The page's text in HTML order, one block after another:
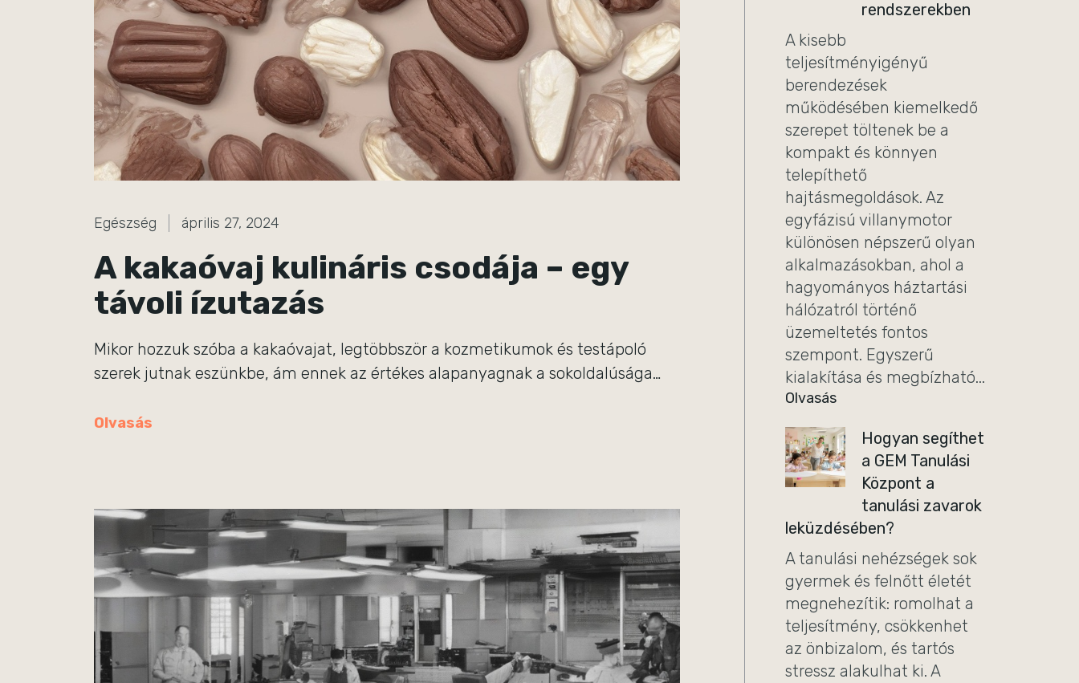
Egészség április 27, 2024
A kakaóvaj kulináris csodája – egy
távoli ízutazás
Mikor hozzuk szóba a kakaóvajat, legtöbbször a kozmetikumok és testápoló
szerek jutnak eszünkbe, ám ennek az értékes alapanyagnak a sokoldalúsága…
Olvasás
rendszerekben
A kisebb
teljesítményigényű
berendezések
működésében kiemelkedő
szerepet töltenek be a
kompakt és könnyen
telepíthető
hajtásmegoldások. Az
egyfázisú villanymotor
különösen népszerű olyan
alkalmazásokban, ahol a
hagyományos háztartási
hálózatról történő
üzemeltetés fontos
szempont. Egyszerű
kialakítása és megbízható...
Olvasás
Hogyan segíthet
a GEM Tanulási
Központ a
tanulási zavarok
leküzdésében?
A tanulási nehézségek sok
gyermek és felnőtt életét
megnehezítik: romolhat a
teljesítmény, csökkenhet
az önbizalom, és tartós
stressz alakulhat ki. A